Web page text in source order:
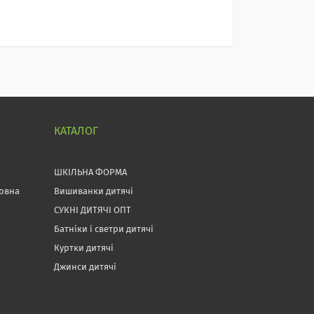
КАТАЛОГ
ШКІЛЬНА ФОРМА
Вишиванки дитячі
СУКНІ ДИТЯЧІ ОПТ
Батніки і светри дитячі
Куртки дитячі
Джинси дитячі